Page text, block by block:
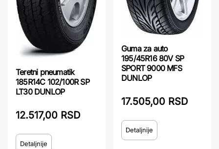
Teretni pneumatik
185R14C 102/100R SP
LT30 DUNLOP
12.517,00 RSD
Detaljnije
Guma za auto
195/45R16 80V SP
SPORT 9000 MFS
DUNLOP
17.505,00 RSD
Detaljnije